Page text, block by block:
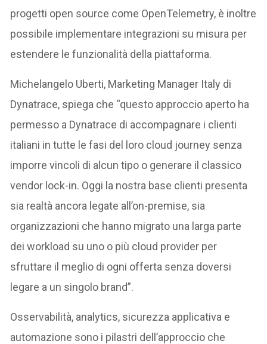
progetti open source come OpenTelemetry, è inoltre
possibile implementare integrazioni su misura per
estendere le funzionalità della piattaforma.
Michelangelo Uberti, Marketing Manager Italy di
Dynatrace, spiega che “questo approccio aperto ha
permesso a Dynatrace di accompagnare i clienti
italiani in tutte le fasi del loro cloud journey senza
imporre vincoli di alcun tipo o generare il classico
vendor lock-in. Oggi la nostra base clienti presenta
sia realtà ancora legate all’on-premise, sia
organizzazioni che hanno migrato una larga parte
dei workload su uno o più cloud provider per
sfruttare il meglio di ogni offerta senza doversi
legare a un singolo brand”.
Osservabilità, analytics, sicurezza applicativa e
automazione sono i pilastri dell’approccio che